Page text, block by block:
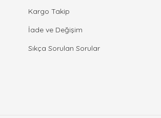
Kargo Takip
İade ve Değişim
Sıkça Sorulan Sorular